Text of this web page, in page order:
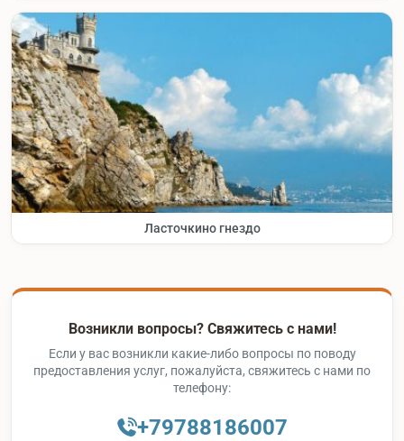
Ласточкино гнездо
Возникли вопросы? Свяжитесь с нами!
Если у вас возникли какие-либо вопросы по поводу
предоставления услуг, пожалуйста, свяжитесь с нами по
телефону:
+79788186007